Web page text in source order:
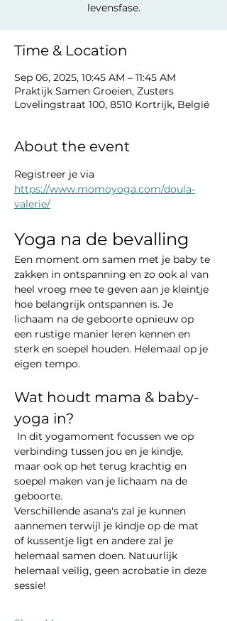
levensfase.
Time & Location
Sep 06, 2025, 10:45 AM – 11:45 AM
Praktijk Samen Groeien, Zusters
Lovelingstraat 100, 8510 Kortrijk, België
About the event
Registreer je via
https://www.momoyoga.com/doula-
valerie/
Yoga na de bevalling
Een moment om samen met je baby te
zakken in ontspanning en zo ook al van
heel vroeg mee te geven aan je kleintje
hoe belangrijk ontspannen is. Je
lichaam na de geboorte opnieuw op
een rustige manier leren kennen en
sterk en soepel houden. Helemaal op je
eigen tempo.
Wat houdt mama & baby-
yoga in?
In dit yogamoment focussen we op
verbinding tussen jou en je kindje,
maar ook op het terug krachtig en
soepel maken van je lichaam na de
geboorte.
Verschillende asana's zal je kunnen
aannemen terwijl je kindje op de mat
of kussentje ligt en andere zal je
helemaal samen doen. Natuurlijk
helemaal veilig, geen acrobatie in deze
sessie!